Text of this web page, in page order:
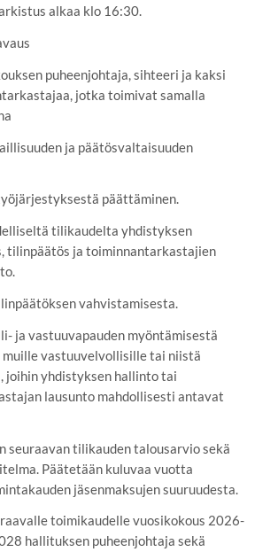
alkaa klo 16:30.
puheenjohtaja, sihteeri ja kaksi
jotka toimivat samalla
ja päätösvaltaisuuden
päättäminen.
tilikaudelta yhdistyksen
tilinpäätös ja toiminnantarkastajien
vahvistamisesta.
ja vastuuvapauden myöntämisestä
vastuuvelvollisille tai niistä
joihin yhdistyksen hallinto tai
lausunto mahdollisesti antavat
seuraavan tilikauden talousarvio sekä
Päätetään kuluvaa vuotta
jäsenmaksujen suuruudesta.
toimikaudelle vuosikokous 2026-
hallituksen puheenjohtaja sekä